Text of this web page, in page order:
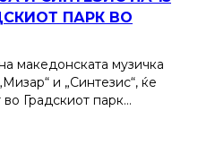
ПАРК ВО
македонската музичка
и „Синтезис“, ќе
во Градскиот парк…